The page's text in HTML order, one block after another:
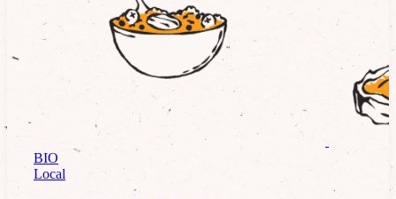
BIO
Local
Petit déjeuner